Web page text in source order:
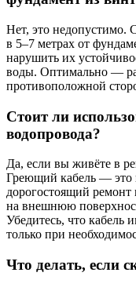
Нет, это недопустимо.
в 5–7 метрах от
нарушить их
воды. Оптимально —
противоположной
Стоит ли
водопровода?
Да, если вы живёте в
Греющий кабель — это
дорогостоящий ремонт
на внешнюю
Убедитесь, что кабель
только при
Что делать, если